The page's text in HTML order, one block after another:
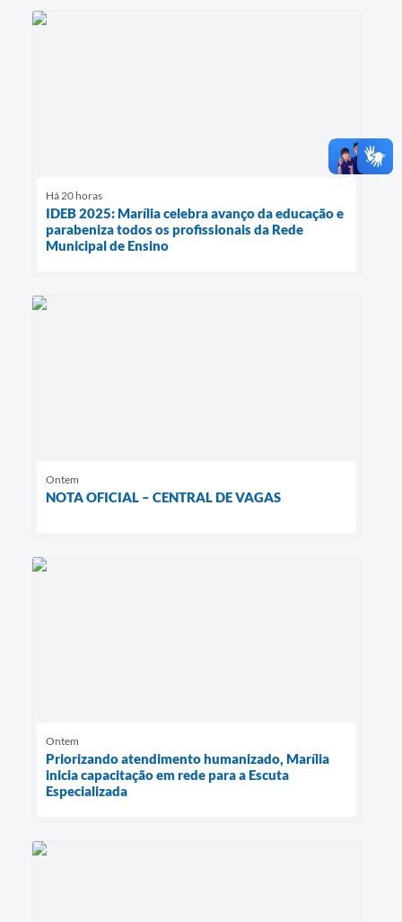
Há 20 horas
IDEB 2025: Marília celebra avanço da educação e
parabeniza todos os profissionais da Rede
Municipal de Ensino
Ontem
NOTA OFICIAL – CENTRAL DE VAGAS
Ontem
Priorizando atendimento humanizado, Marília
inicia capacitação em rede para a Escuta
Especializada